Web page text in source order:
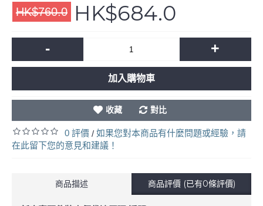
HK$760.0 HK$684.0
- +
加入購物車
收藏 對比
0 評價 / 如果您對本商品有什麼問題或經驗，請
在此留下您的意見和建議！
商品描述 商品評價 (已有0條評價)